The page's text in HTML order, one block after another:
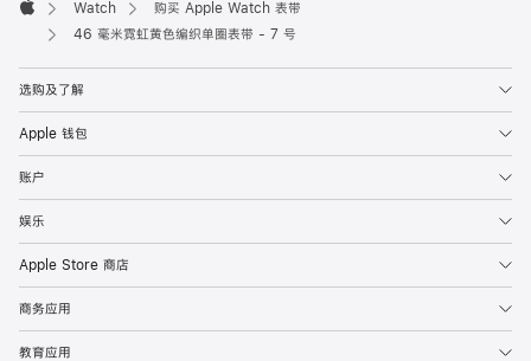
Apple
Watch
购买 Apple Watch 表带
46 毫米霓虹黄色编织单圈表带 - 7 号
选购及了解
Apple 钱包
账户
娱乐
Apple Store 商店
商务应用
教育应用